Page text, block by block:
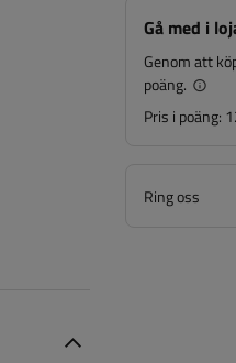
Gå med i
Genom att
poäng.
Pris i poäng:
Ring oss